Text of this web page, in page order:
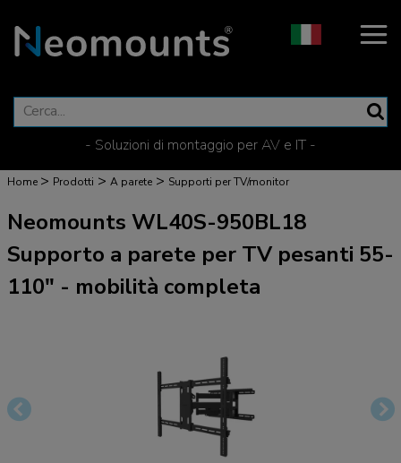
- Soluzioni di montaggio per AV e IT -
Home > Prodotti > A parete > Supporti per TV/monitor
Neomounts WL40S-950BL18
Supporto a parete per TV pesanti 55-
110" - mobilità completa